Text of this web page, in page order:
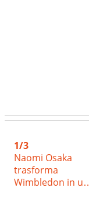
1/3
Naomi Osaka
trasforma
Wimbledon in un